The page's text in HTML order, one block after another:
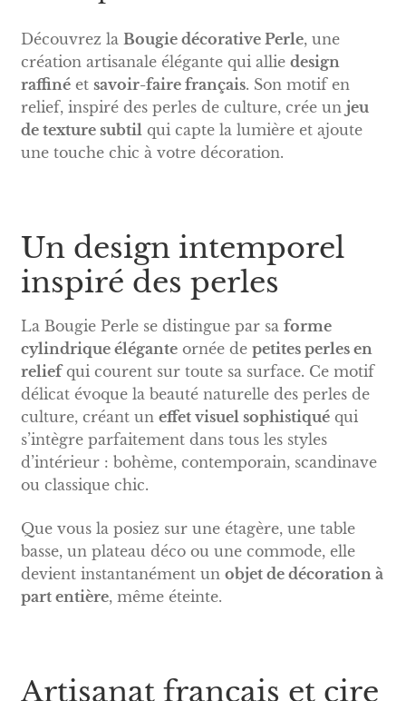
Découvrez la Bougie décorative Perle, une
création artisanale élégante qui allie design
raffinéet savoir-faire français. Son motif en
relief, inspiré des perles de culture, crée un jeu
de texture subtil qui capte la lumière et ajoute
une touche chic à votre décoration.
Un design intemporel
inspiré des perles
La Bougie Perle se distingue par sa forme
cylindrique éléganteornée de petites perles en
reliefqui courent sur toute sa surface. Ce motif
délicat évoque la beauté naturelle des perles de
culture, créant un effet visuel sophistiquéqui
s’intègre parfaitement dans tous les styles
d’intérieur : bohème, contemporain, scandinave
ou classique chic.
Que vous la posiez sur une étagère, une table
basse, un plateau déco ou une commode, elle
devient instantanément un objet de décoration à
part entière, même éteinte.
Artisanat français et cire